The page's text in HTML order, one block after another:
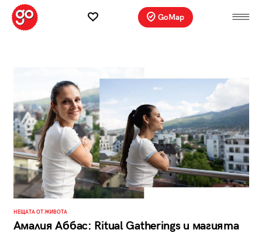
GoMap
НЕЩАТА ОТ ЖИВОТА
Амалия Аббас: Ritual Gatherings и магията